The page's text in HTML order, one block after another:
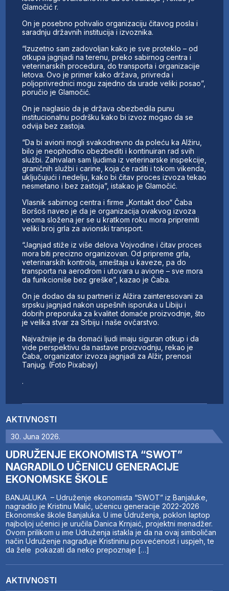
AKTIVNOSTI
30. Juna 2026.
UDRUŽENJE EKONOMISTA “SWOT”
NAGRADILO UČENICU GENERACIJE
EKONOMSKE ŠKOLE
BANJALUKA – Udruženje ekonomista “SWOT” iz Banjaluke,
nagradilo je Kristinu Malić, učenicu generacije 2022-2026
Ekonomske škole Banjaluka. U ime Udruženja, poklon laptop
najboljoj učenici je uručila Danica Krnjaić, projektni menadžer.
Ovom prilikom u ime Udruženja istakla je da na ovaj simboličan
način Udruženje nagrađuje Kristininu posvećenost i uspjeh, te
da žele pokazati da neko prepoznaje […]
AKTIVNOSTI
Glamočić r.
On je posebno pohvalio organizaciju čitavog posla i
saradnju državnih institucija i izvoznika.
“Izuzetno sam zadovoljan kako je sve proteklo – od
otkupa jagnjadi na terenu, preko sabirnog centra i
veterinarskih procedura, do transporta i organizacije
letova. Ovo je primer kako država, privreda i
poljoprivrednici mogu zajedno da urade veliki posao”,
poručio je Glamočić.
On je naglasio da je država obezbedila punu
institucionalnu podršku kako bi izvoz mogao da se
odvija bez zastoja.
“Da bi avioni mogli svakodnevno da poleću ka Alžiru,
bilo je neophodno obezbediti i kontinuiran rad svih
službi. Zahvalan sam ljudima iz veterinarske inspekcije,
graničnih službi i carine, koja će raditi i tokom vikenda,
uključujući i nedelju, kako bi čitav proces izvoza tekao
nesmetano i bez zastoja”, istakao je Glamočić.
Vlasnik sabirnog centra i firme „Kontakt doo“ Čaba
Boršoš naveo je da je organizacija ovakvog izvoza
veoma složena jer se u kratkom roku mora pripremiti
veliki broj grla za avionski transport.
“Jagnjad stiže iz više delova Vojvodine i čitav proces
mora biti precizno organizovan. Od pripreme grla,
veterinarskih kontrola, smeštaja u kaveze, pa do
transporta na aerodrom i utovara u avione – sve mora
da funkcioniše bez greške”, kazao je Čaba.
On je dodao da su partneri iz Alžira zainteresovani za
srpsku jagnjad nakon uspešnih isporuka u Libiju i
dobrih preporuka za kvalitet domaće proizvodnje, što
je velika stvar za Srbiju i naše ovčarstvo.
Najvažnije je da domaći ljudi imaju siguran otkup i da
vide perspektivu da nastave proizvodnju, rekao je
Čaba, organizator izvoza jagnjadi za Alžir, prenosi
Tanjug. (Foto Pixabay)
.